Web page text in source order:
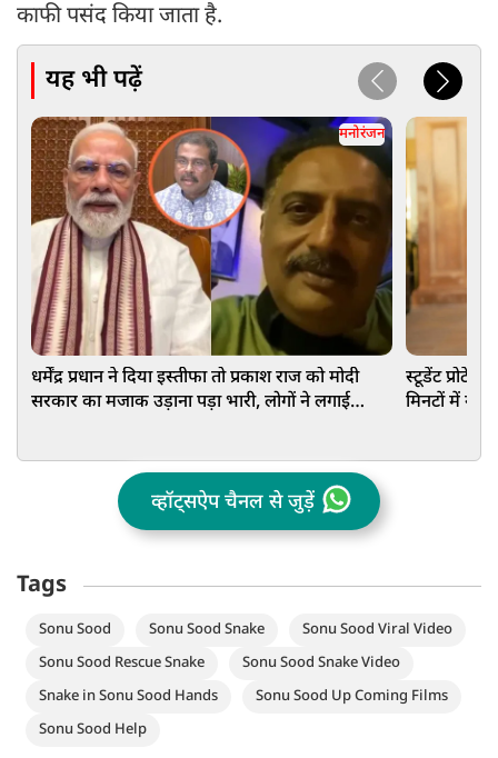
काफी पसंद किया जाता है.
यह भी पढ़ें
मनोरंजन
धर्मेंद्र प्रधान ने दिया इस्तीफा तो प्रकाश राज को मोदी
सरकार का मजाक उड़ाना पड़ा भारी, लोगों ने लगाई
स्टूडेंट
मिनटों में
व्हॉट्सऐप चैनल से जुड़ें
Tags
Sonu Sood Sonu Sood Snake
Sonu Sood Viral Video
Sonu Sood Rescue Snake
Sonu Sood Snake Video
Snake in Sonu Sood Hands
Sonu Sood Up Coming Films
Sonu Sood Help